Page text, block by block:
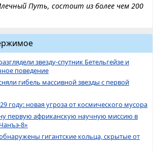
Путь, состоит из более чем 200
звезду-спутник Бетельгейзе и
поведение
гибель массивной звезды с первой
году: новая угроза от космического мусора
первую африканскую научную миссию в
8»
гигантские кольца, скрытые от